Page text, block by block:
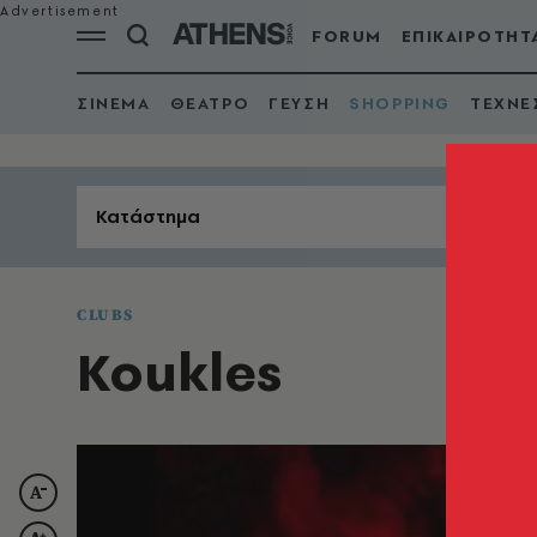
FORUM
ΣΙΝΕΜΑ ΘΕΑΤΡΟ ΓΕΥΣΗ SHOPPING
Κατάστημα
CLUBS
Koukles